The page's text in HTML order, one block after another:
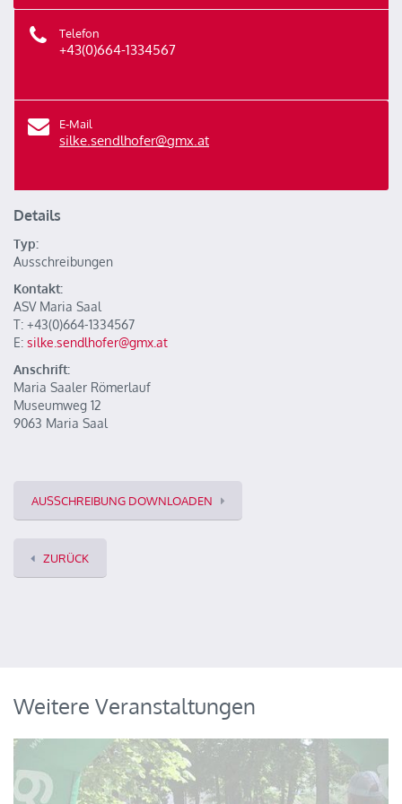
Telefon
+43(0)664-1334567
E-Mail
silke.sendlhofer@gmx.at
Details
Typ:
Ausschreibungen
Kontakt:
ASV Maria Saal
T: +43(0)664-1334567
E: silke.sendlhofer@gmx.at
Anschrift:
Maria Saaler Römerlauf
Museumweg 12
9063 Maria Saal
AUSSCHREIBUNG DOWNLOADEN
ZURÜCK
Weitere Veranstaltungen